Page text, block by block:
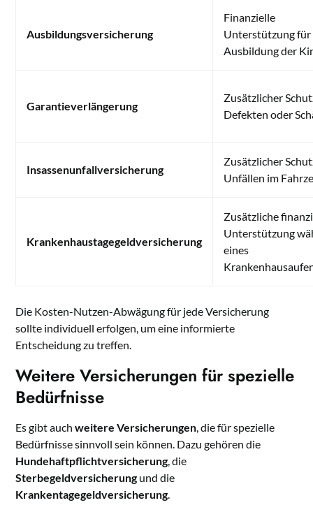
Ausbildungsversicherung
Finanzielle
Unterstützung für
Ausbildung der
Garantieverlängerung
Zusätzlicher
Defekten oder
Insassenunfallversicherung
Zusätzlicher
Unfällen im
Krankenhaustagegeldversicherung
Zusätzliche
Unterstützung
eines
Die Kosten-Nutzen-Abwägung für jede Versicherung
sollte individuell erfolgen, um eine informierte
Entscheidung zu treffen.
Weitere Versicherungen für spezielle
Bedürfnisse
Es gibt auchweitere Versicherungen, die für spezielle
Bedürfnisse sinnvoll sein können. Dazu gehören die
Hundehaftpflichtversicherung, die
Sterbegeldversicherung und die
Krankentagegeldversicherung.